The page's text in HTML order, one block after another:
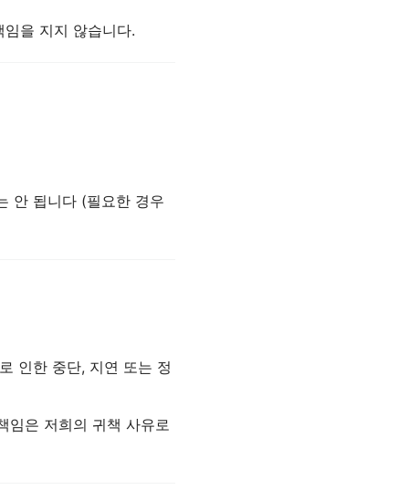
을 지지 않습니다.
안 됩니다 (필요한 경우
인한 중단, 지연 또는 정
임은 저희의 귀책 사유로